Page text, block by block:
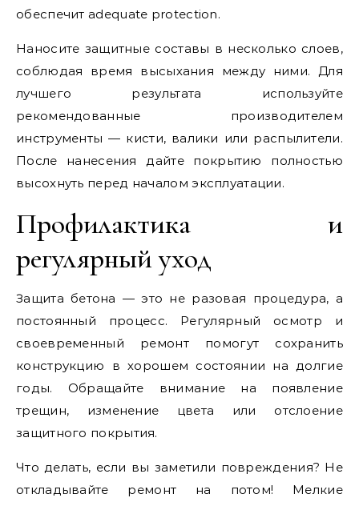
обеспечит adequate protection.
Наносите защитные составы в несколько слоев,
соблюдая время высыхания между ними. Для
лучшего результата используйте
рекомендованные производителем
инструменты — кисти, валики или распылители.
После нанесения дайте покрытию полностью
высохнуть перед началом эксплуатации.
Профилактика и
регулярный уход
Защита бетона — это не разовая процедура, а
постоянный процесс. Регулярный осмотр и
своевременный ремонт помогут сохранить
конструкцию в хорошем состоянии на долгие
годы. Обращайте внимание на появление
трещин, изменение цвета или отслоение
защитного покрытия.
Что делать, если вы заметили повреждения? Не
откладывайте ремонт на потом! Мелкие